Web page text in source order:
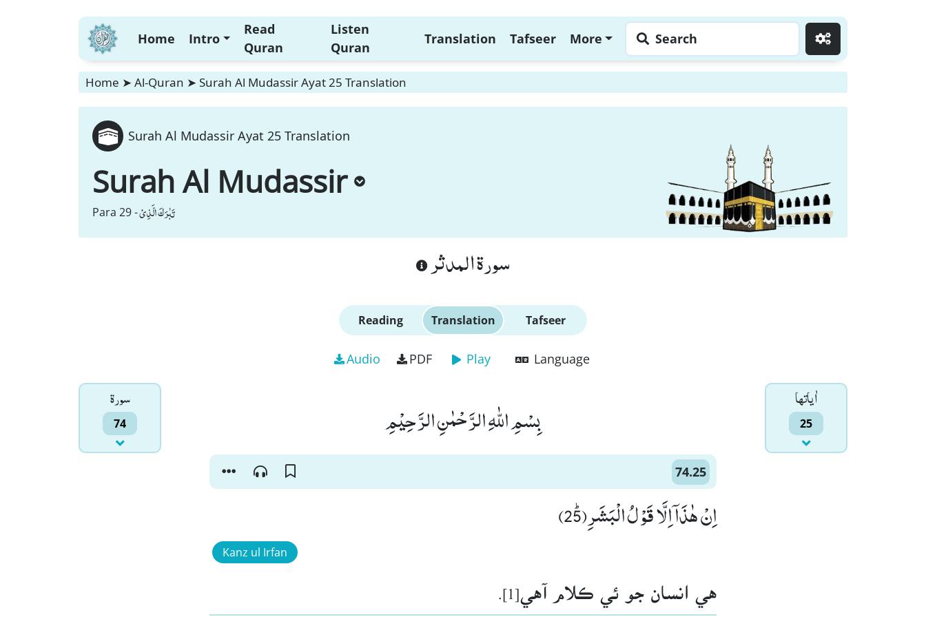
Home Intro
Read
Quran
Listen
Quran
Translation Tafseer More Search
Home ➤ Al-Quran ➤ Surah Al Mudassir Ayat 25 Translation
Surah Al Mudassir Ayat 25 Translation
Surah Al Mudassir
Para 29 -تَبٰرَكَ الَّذِیْ
سورة المدثر
Reading Translation Tafseer
Audio PDF Play Language
سورۃ
74
اٰياتها
25 بِسْمِ اللّٰهِ الرَّحْمٰنِ الرَّحِیْمِ
74.25
اِنْ هٰذَاۤ اِلَّا قَوْلُ الْبَشَرِﭤ(25)
Kanz ul Irfan
هي انسان جو ئي ڪلام آهي[1].